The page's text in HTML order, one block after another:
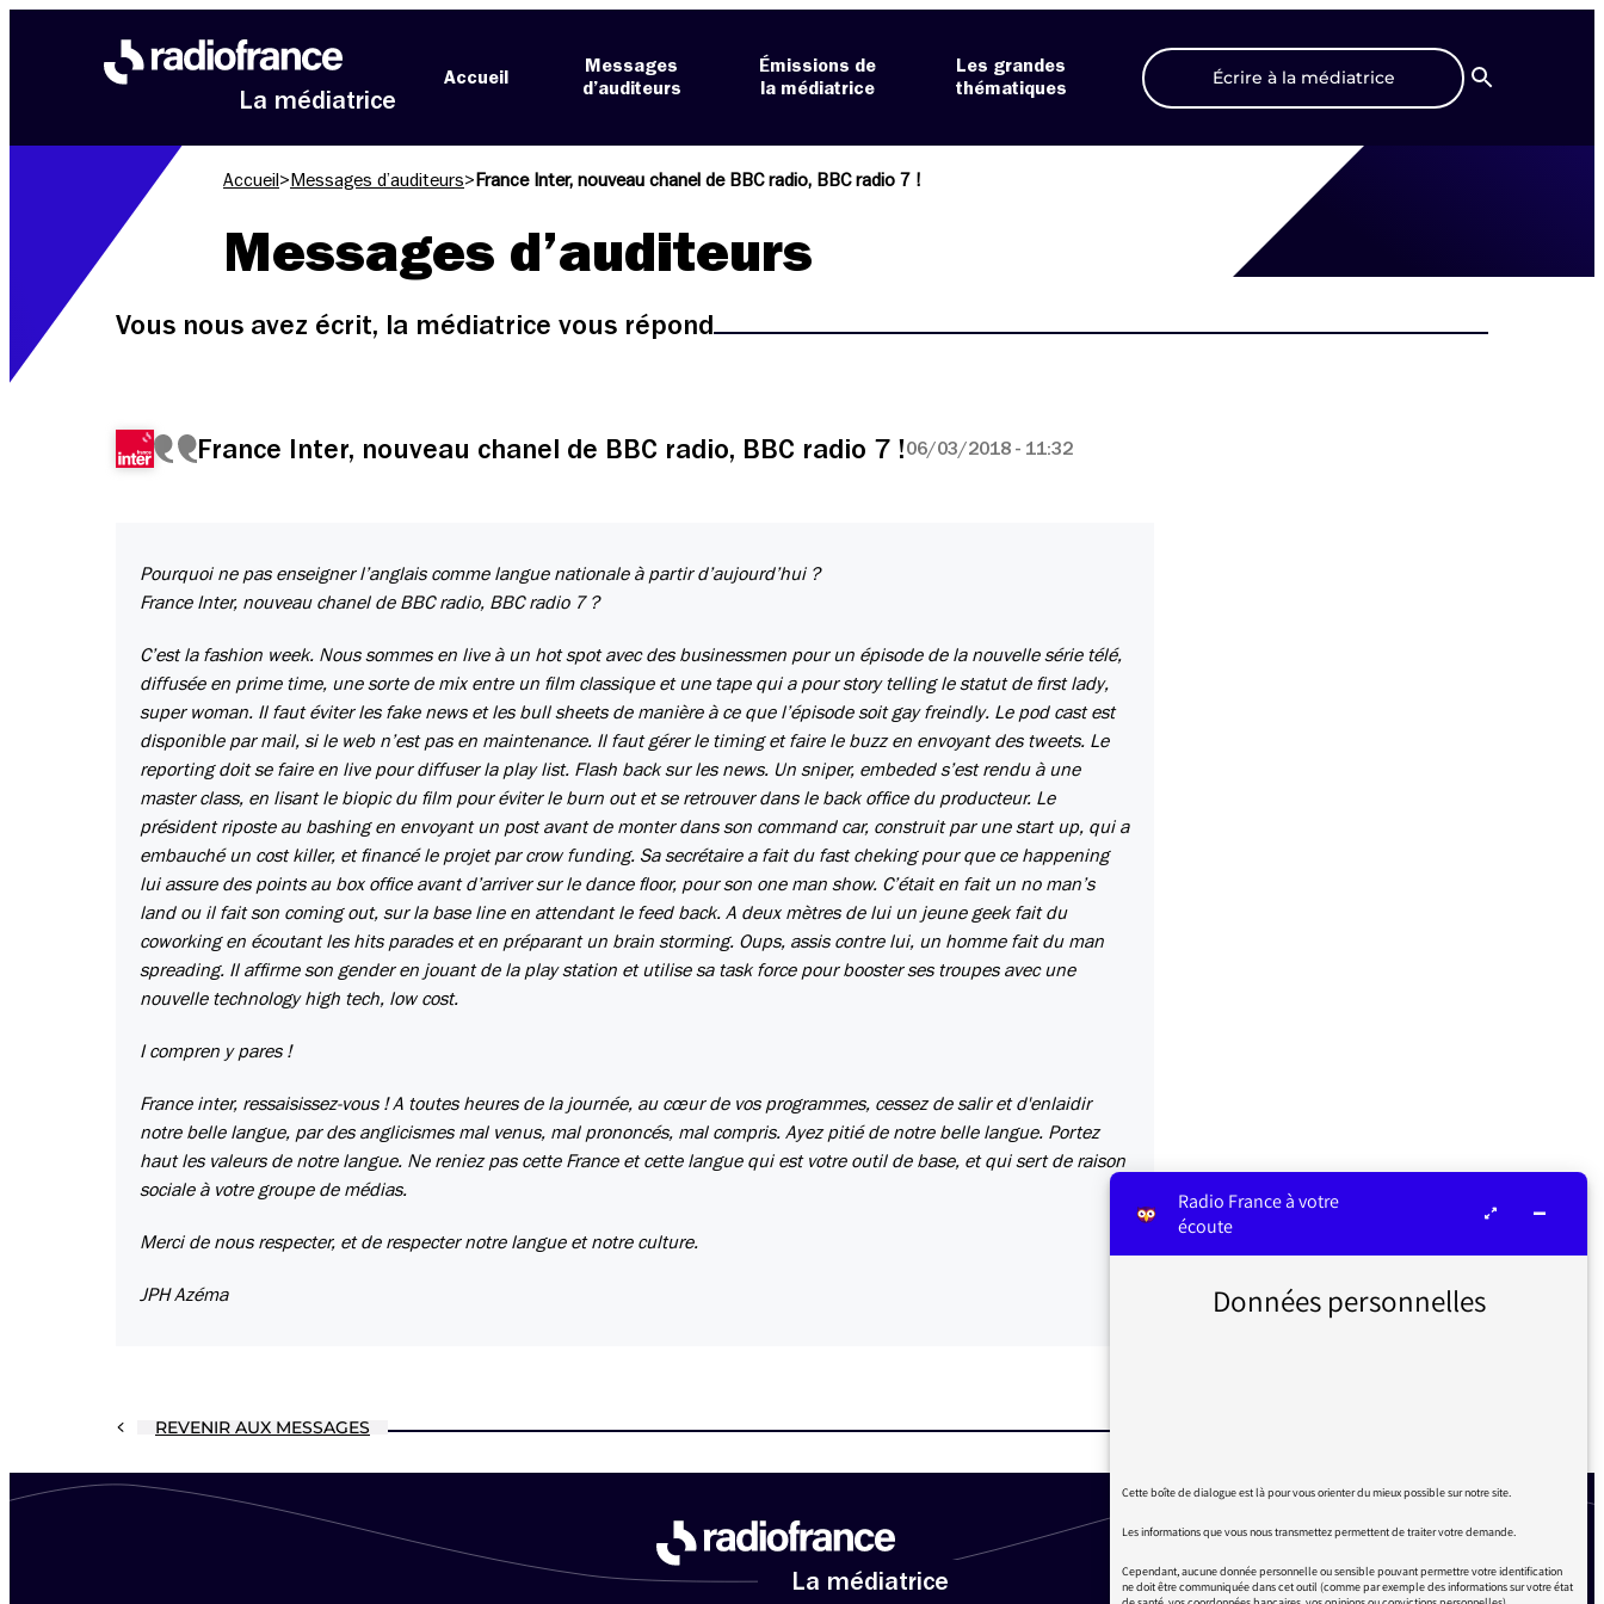
La médiatrice
Accueil
Messages
d’auditeurs
Émissions de
la médiatrice
Les grandes
thématiques
Écrire à la médiatrice
Recherche
Accueil > Messages d’auditeurs> France Inter, nouveau chanel de BBC radio, BBC radio 7 !
Messages d’auditeurs
Vous nous avez écrit, la médiatrice vous répond
France Inter, nouveau chanel de BBC radio, BBC radio 7 !06/03/2018 - 11:32
Pourquoi ne pas enseigner l’anglais comme langue nationale à partir d’aujourd’hui ?
France Inter, nouveau chanel de BBC radio, BBC radio 7 ?
C’est la fashion week. Nous sommes en live à un hot spot avec des businessmen pour un épisode de la nouvelle série télé,
diffusée en prime time, une sorte de mix entre un film classique et une tape qui a pour story telling le statut de first lady,
super woman. Il faut éviter les fake news et les bull sheets de manière à ce que l’épisode soit gay freindly. Le pod cast est
disponible par mail, si le web n’est pas en maintenance. Il faut gérer le timing et faire le buzz en envoyant des tweets. Le
reporting doit se faire en live pour diffuser la play list. Flash back sur les news. Un sniper, embeded s’est rendu à une
master class, en lisant le biopic du film pour éviter le burn out et se retrouver dans le back office du producteur. Le
président riposte au bashing en envoyant un post avant de monter dans son command car, construit par une start up, qui a
embauché un cost killer, et financé le projet par crow funding. Sa secrétaire a fait du fast cheking pour que ce happening
lui assure des points au box office avant d’arriver sur le dance floor, pour son one man show. C’était en fait un no man’s
land ou il fait son coming out, sur la base line en attendant le feed back. A deux mètres de lui un jeune geek fait du
coworking en écoutant les hits parades et en préparant un brain storming. Oups, assis contre lui, un homme fait du man
spreading. Il affirme son gender en jouant de la play station et utilise sa task force pour booster ses troupes avec une
nouvelle technology high tech, low cost.
I compren y pares !
France inter, ressaisissez-vous ! A toutes heures de la journée, au cœur de vos programmes, cessez de salir et d'enlaidir
notre belle langue, par des anglicismes mal venus, mal prononcés, mal compris. Ayez pitié de notre belle langue. Portez
haut les valeurs de notre langue. Ne reniez pas cette France et cette langue qui est votre outil de base, et qui sert de raison
sociale à votre groupe de médias.
Merci de nous respecter, et de respecter notre langue et notre culture.
JPH Azéma
REVENIR AUX MESSAGES
La médiatrice
Radio France à votre
écoute
Données personnelles
Cette boîte de dialogue est là pour vous orienter du mieux possible sur notre site.
Les informations que vous nous transmettez permettent de traiter votre demande.
Cependant, aucune donnée personnelle ou sensible pouvant permettre votre identification
ne doit être communiquée dans cet outil (comme par exemple des informations sur votre état